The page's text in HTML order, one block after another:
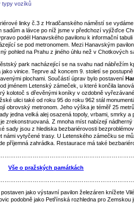
typy vozíků
linky č.3 z Hradčanského náměstí se
sadům a lávce po níž jsme v předchozí vyjížďce
podél Hanavského pavilonu k informační tabuli
se pod metronomem. Mezi Hanavským
pohled na Prahu z jiného úhlu než v Chotkových
park nacházející se na svahu nad nábřežím
vinice. Teprve až koncem 9. století se postupně
plochami. Součástí úprav bylo postavení
jménem Letenský zámeček, u které končila
kolotoč s dřevěnými koníky v ozdobně
ulici také od roku 95 do roku 962 stál
obrovský metronom. Jeho výška je téměř 25
jedna velká alej osazená topoly, vrbami, smrky a
zrekonstruovaná. Z mnoha míst nabízejí nádherný
sady jsou z hlediska bezbariérovosti
námi vytyčené trasy. U Letenského zámečku se
příjemná zahrádka. Restaurace má také
Vše o pražských památkách
jako výstavní pavilon železáren knížete
podobně jako Petřínská rozhledna pro Zemskou